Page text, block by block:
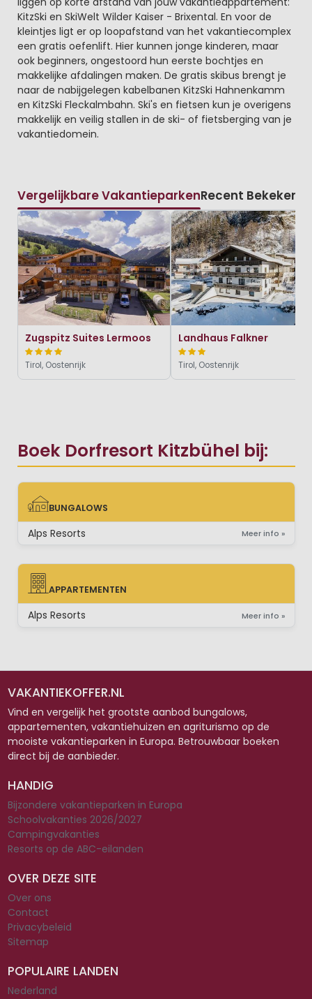
Boek Dorfresort Kitzbühel bij:
BUNGALOWS
BUNGALOWS
Alps Resorts Meer info »
APPARTEMENTEN
APPARTEMENTEN
Alps Resorts Meer info »
KitzSki en SkiWelt Wilder Kaiser - Brixental. En voor de
kleintjes ligt er op loopafstand van het vakantiecomplex
een gratis oefenlift. Hier kunnen jonge kinderen, maar
ook beginners, ongestoord hun eerste bochtjes en
makkelijke afdalingen maken. De gratis skibus brengt je
naar de nabijgelegen kabelbanen KitzSki Hahnenkamm
en KitzSki Fleckalmbahn. Ski's en fietsen kun je overigens
makkelijk en veilig stallen in de ski- of fietsberging van je
vakantiedomein.
Vergelijkbare VakantieparkenRecent Bekeken
Zugspitz Suites Lermoos
Tirol, Oostenrijk
Landhaus Falkner
Tirol, Oostenrijk
VAKANTIEKOFFER.NL
Vind en vergelijk het grootste aanbod bungalows,
appartementen, vakantiehuizen en agriturismo op de
mooiste vakantieparken in Europa. Betrouwbaar boeken
direct bij de aanbieder.
HANDIG
Bijzondere vakantieparken in Europa
Schoolvakanties 2026/2027
Campingvakanties
Resorts op de ABC-eilanden
OVER DEZE SITE
Over ons
Contact
Privacybeleid
Sitemap
POPULAIRE LANDEN
Nederland